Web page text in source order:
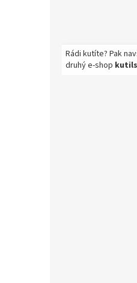
Rádi kutíte? Pak
druhý e-shop